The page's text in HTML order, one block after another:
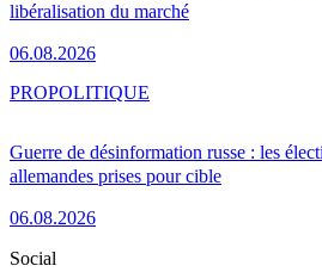
libéralisation du marché
06.08.2026
Guerre de désinformation russe : les
allemandes prises pour cible
06.08.2026
PROPOLITIQUE
Social